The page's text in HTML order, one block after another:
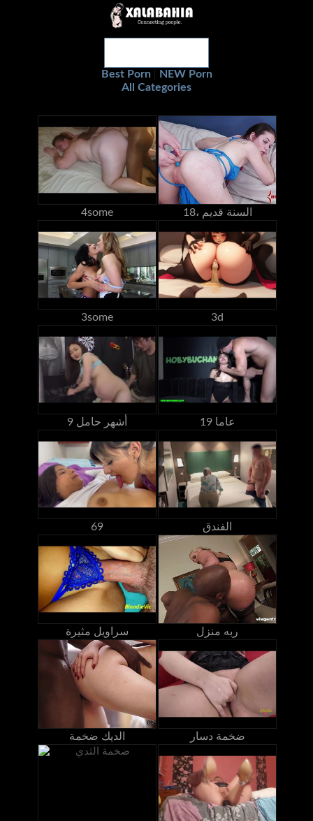
Best Porn
NEW Porn
All Categories
4some 18، السنة قديم
3some 3d
9 أشهر حامل 19 عاما
69 الفندق
سراويل مثيرة ربه منزل
الديك ضخمة ضخمة دسار